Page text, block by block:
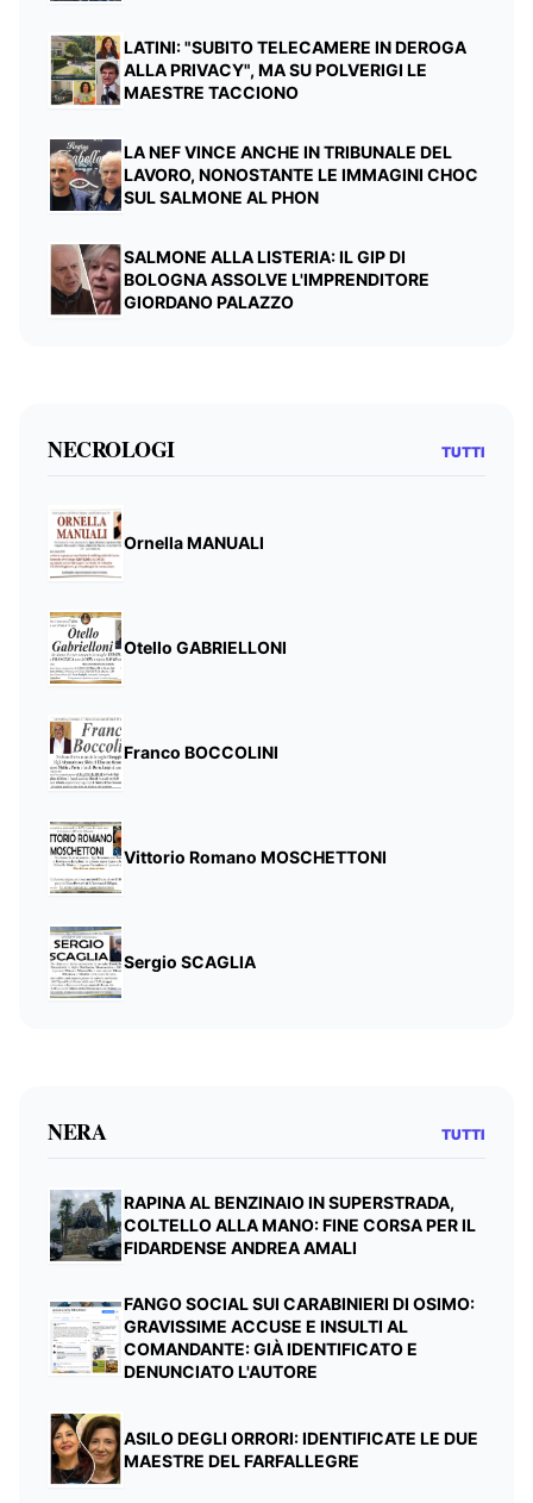
LATINI: "SUBITO TELECAMERE IN DEROGA
ALLA PRIVACY", MA SU POLVERIGI LE
MAESTRE TACCIONO
LA NEF VINCE ANCHE IN TRIBUNALE DEL
LAVORO, NONOSTANTE LE IMMAGINI CHOC
SUL SALMONE AL PHON
SALMONE ALLA LISTERIA: IL GIP DI
BOLOGNA ASSOLVE L'IMPRENDITORE
GIORDANO PALAZZO
NECROLOGI TUTTI
Ornella MANUALI
Otello GABRIELLONI
Franco BOCCOLINI
Vittorio Romano MOSCHETTONI
Sergio SCAGLIA
NERA TUTTI
RAPINA AL BENZINAIO IN SUPERSTRADA,
COLTELLO ALLA MANO: FINE CORSA PER IL
FIDARDENSE ANDREA AMALI
FANGO SOCIAL SUI CARABINIERI DI OSIMO:
GRAVISSIME ACCUSE E INSULTI AL
COMANDANTE: GIÀ IDENTIFICATO E
DENUNCIATO L'AUTORE
ASILO DEGLI ORRORI: IDENTIFICATE LE DUE
MAESTRE DEL FARFALLEGRE